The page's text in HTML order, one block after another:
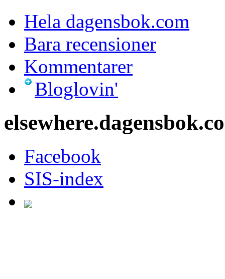
Hela dagensbok.com
Bara recensioner
Kommentarer
Bloglovin'
Facebook
SIS-index